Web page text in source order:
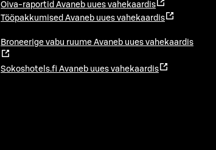
Oiva-raportid Avaneb uues vahekaardis
Tööpakkumised Avaneb uues vahekaardis
Broneerige vabu ruume Avaneb uues vahekaardis
Sokoshotels.fi Avaneb uues vahekaardis